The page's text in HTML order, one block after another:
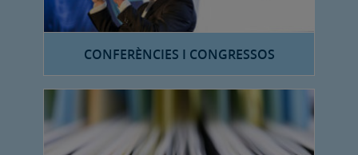
CONFERÈNCIES I CONGRESSOS